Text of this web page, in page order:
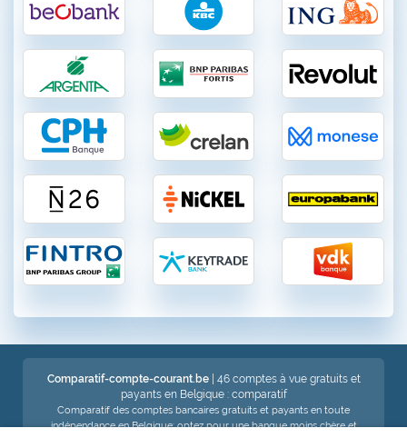
Comparatif-compte-courant.be| 46 comptes à vue gratuits et
payants en Belgique : comparatif
Comparatif des comptes bancaires gratuits et payants en toute
indépendance en Belgique: optez pour une banque moins chère et